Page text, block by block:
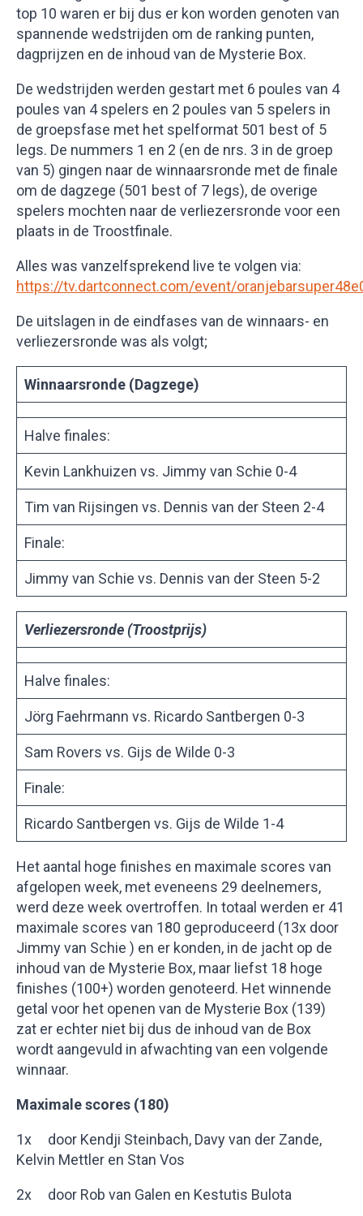
top 10 waren er bij dus er kon worden genoten van
spannende wedstrijden om de ranking punten,
dagprijzen en de inhoud van de Mysterie Box.
De wedstrijden werden gestart met 6 poules van 4
poules van 4 spelers en 2 poules van 5 spelers in
de groepsfase met het spelformat 501 best of 5
legs. De nummers 1 en 2 (en de nrs. 3 in de groep
van 5) gingen naar de winnaarsronde met de finale
om de dagzege (501 best of 7 legs), de overige
spelers mochten naar de verliezersronde voor een
plaats in de Troostfinale.
Alles was vanzelfsprekend live te volgen via:
https://tv.dartconnect.com/event/
De uitslagen in de eindfases van de winnaars- en
verliezersronde was als volgt;
Winnaarsronde (Dagzege)
Halve finales:
Kevin Lankhuizen vs. Jimmy van Schie 0-4
Tim van Rijsingen vs. Dennis van der Steen 2-4
Finale:
Jimmy van Schie vs. Dennis van der Steen 5-2
Verliezersronde (Troostprijs)
Halve finales:
Jörg Faehrmann vs. Ricardo Santbergen 0-3
Sam Rovers vs. Gijs de Wilde 0-3
Finale:
Ricardo Santbergen vs. Gijs de Wilde 1-4
Het aantal hoge finishes en maximale scores van
afgelopen week, met eveneens 29 deelnemers,
werd deze week overtroffen. In totaal werden er 41
maximale scores van 180 geproduceerd (13x door
Jimmy van Schie ) en er konden, in de jacht op de
inhoud van de Mysterie Box, maar liefst 18 hoge
finishes (100+) worden genoteerd. Het winnende
getal voor het openen van de Mysterie Box (139)
zat er echter niet bij dus de inhoud van de Box
wordt aangevuld in afwachting van een volgende
winnaar.
Maximale scores (180)
1x door Kendji Steinbach, Davy van der Zande,
Kelvin Mettler en Stan Vos
2x door Rob van Galen en Kestutis Bulota